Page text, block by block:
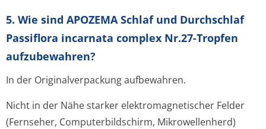
5. Wie sind APOZEMA Schlaf und Durchschlaf
Passiflora incarnata complex Nr.27-Tropfen
aufzubewahren?
In der Originalverpackung aufbewahren.
Nicht in der Nähe starker elektromagnetischer Felder
(Fernseher, Computerbildschirm, Mikrowellenherd)